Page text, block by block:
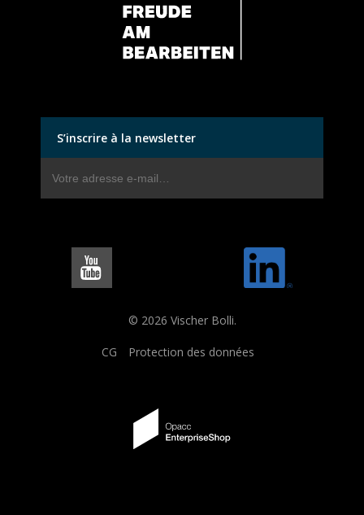
S’inscrire à la newsletter
© 2026 Vischer Bolli.
CG Protection des données